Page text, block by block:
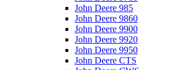
John Deere 985
John Deere 9860
John Deere 9900
John Deere 9920
John Deere 9950
John Deere CTS